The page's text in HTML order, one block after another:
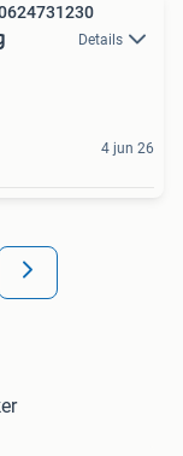
Details
4 jun 26